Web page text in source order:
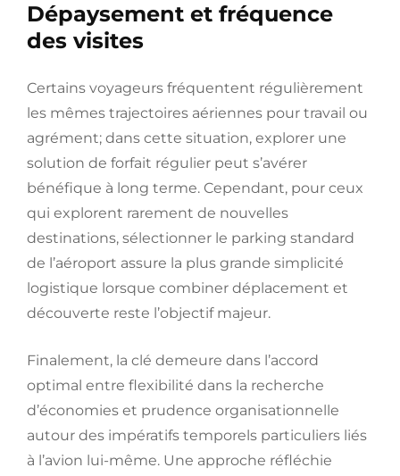
Dépaysement et fréquence
des visites
Certains voyageurs fréquentent régulièrement
les mêmes trajectoires aériennes pour travail ou
agrément; dans cette situation, explorer une
solution de forfait régulier peut s’avérer
bénéfique à long terme. Cependant, pour ceux
qui explorent rarement de nouvelles
destinations, sélectionner le parking standard
de l’aéroport assure la plus grande simplicité
logistique lorsque combiner déplacement et
découverte reste l’objectif majeur.
Finalement, la clé demeure dans l’accord
optimal entre flexibilité dans la recherche
d’économies et prudence organisationnelle
autour des impératifs temporels particuliers liés
à l’avion lui-même. Une approche réfléchie